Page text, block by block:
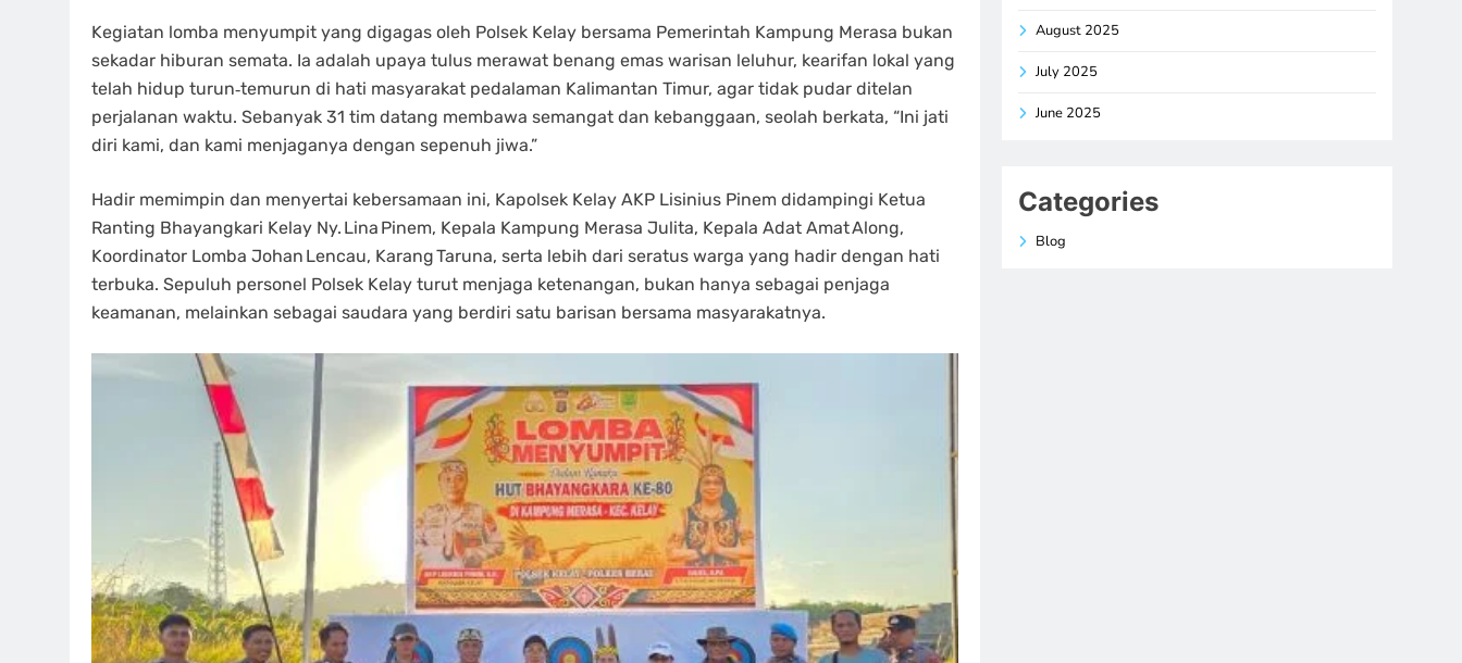
Kegiatan lomba menyumpit yang digagas oleh Polsek Kelay bersama Pemerintah Kampung Merasa bukan
sekadar hiburan semata. Ia adalah upaya tulus merawat benang emas warisan leluhur, kearifan lokal yang
telah hidup turun‑temurun di hati masyarakat pedalaman Kalimantan Timur, agar tidak pudar ditelan
perjalanan waktu. Sebanyak 31 tim datang membawa semangat dan kebanggaan, seolah berkata, “Ini jati
diri kami, dan kami menjaganya dengan sepenuh jiwa.”
Hadir memimpin dan menyertai kebersamaan ini, Kapolsek Kelay AKP Lisinius Pinem didampingi Ketua
Ranting Bhayangkari Kelay Ny. Lina Pinem, Kepala Kampung Merasa Julita, Kepala Adat Amat Along,
Koordinator Lomba Johan Lencau, Karang Taruna, serta lebih dari seratus warga yang hadir dengan hati
terbuka. Sepuluh personel Polsek Kelay turut menjaga ketenangan, bukan hanya sebagai penjaga
keamanan, melainkan sebagai saudara yang berdiri satu barisan bersama masyarakatnya.
August 2025
July 2025
June 2025
Categories
Blog